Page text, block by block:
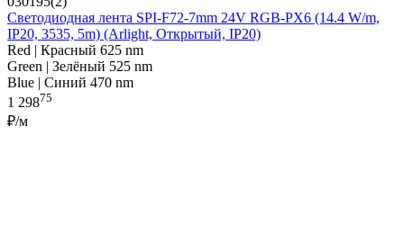
Светодиодная лента SPI-F72-7mm 24V RGB-PX6 (14.4 W/m,
IP20, 3535, 5m) (Arlight, Открытый, IP20)
Red | Красный 625 nm
Green | Зелёный 525 nm
Blue | Синий 470 nm
1 29875
₽/м